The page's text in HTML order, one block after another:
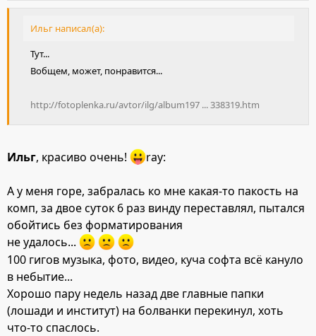
Ильг написал(а):
Тут...
Вобщем, может, понравится...
http://fotoplenka.ru/avtor/ilg/album197 ... 338319.htm
Ильг, красиво очень! ray:
А у меня горе, забралась ко мне какая-то пакость на
комп, за двое суток 6 раз винду переставлял, пытался
обойтись без форматирования
не удалось...
100 гигов музыка, фото, видео, куча софта всё кануло
в небытие...
Хорошо пару недель назад две главные папки
(лошади и институт) на болванки перекинул, хоть
что-то спаслось.